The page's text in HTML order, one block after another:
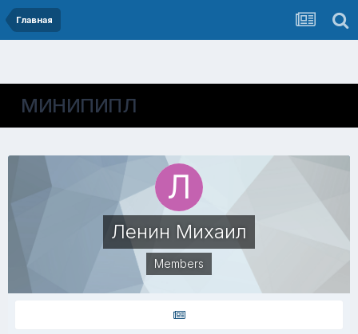
Главная
МИНИПИПЛ
Ленин Михаил
Members